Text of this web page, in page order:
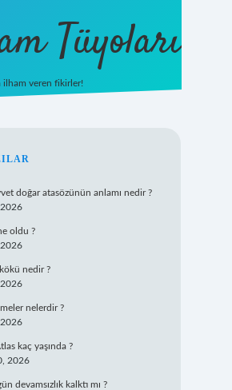
Tüyoları
ilham veren fikirler!
doğar atasözünün anlamı nedir ?
oldu ?
nedir ?
nelerdir ?
kaç yaşında ?
2026
devamsızlık kalktı mı ?